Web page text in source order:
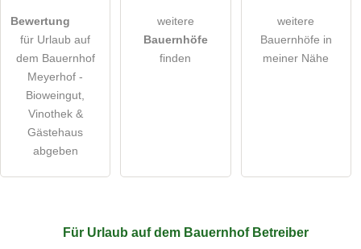
öffentliche Frage stellen
Hinweis:Bitte beachten Sie, öffentliche Fragen sindfür alle
Besucher sichtbar
Klicken Sie hier um eine
auf dem Bauernhof-Eintrag zu stellen
Bewertung
für Urlaub auf
dem Bauernhof
Meyerhof -
Bioweingut,
Vinothek &
Gästehaus
abgeben
weitere
Bauernhöfe
finden
weitere
Bauernhöfe in
meiner Nähe
Für Urlaub auf dem Bauernhof Betreiber